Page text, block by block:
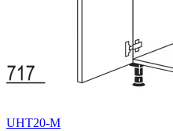
UHT20-M